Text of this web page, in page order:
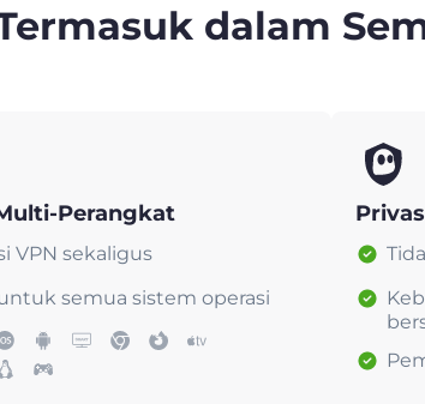
dalam
Perangkat
VPN sekaligus
semua sistem operasi